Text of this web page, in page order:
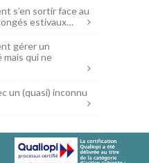
s’en sortir face au
estivaux…
gérer un
qui ne
un (quasi) inconnu